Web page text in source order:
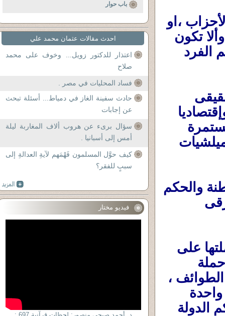
باب حوار
احدث مقالات عثمان محمد علي
اعتذار للدكتور زويل... وخوف على محمد
صلاح
فساد المحليات في مصر .
حادث سفينة الغاز في دمياط... أسئلة تبحث
عن إجابات
سؤال برىء عن هروب ألاف المغاربة ليلة
أمس إلى أسبانيا .
كيف حوَّل المسلمون فَهْمَهم لآيةِ العدالةِ إلى
سببٍ للفقر؟
فيديو مختار